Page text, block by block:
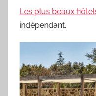
Les plus beaux
indépendant.